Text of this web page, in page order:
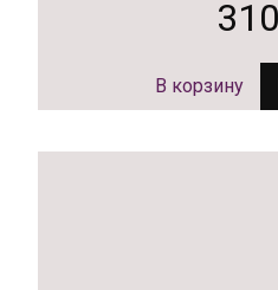
310
В корзину